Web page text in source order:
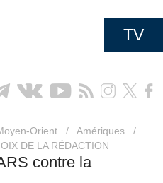
TV
Orient / Amériques
/
DE LA RÉDACTION
contre la